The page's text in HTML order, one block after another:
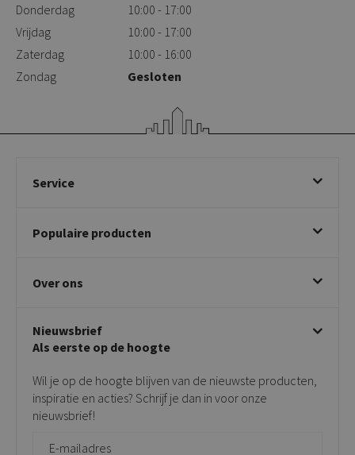
Donderdag
10:00 - 17:00
Vrijdag
10:00 - 17:00
Zaterdag
10:00 - 16:00
Zondag
Gesloten
Service
Betalen & annuleren
Klachtafhandeling
Privacy policy
Populaire producten
Draaibare eetkamerstoelen
Taupe stoelen
Tuinstoelen
Bijzettafels
Over ons
Showroom
Contact
Onderhoudsproducten
Vloerbescherming
Giftcards
Nieuwsbrief
Als eerste op de hoogte
Wil je op de hoogte blijven van de nieuwste producten,
inspiratie en acties? Schrijf je dan in voor onze
nieuwsbrief!